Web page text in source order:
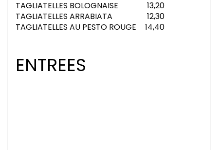
TAGLIATELLES BOLOGNAISE
13,20
TAGLIATELLES ARRABIATA
12,30
TAGLIATELLES AU PESTO ROUGE
14,40
ENTREES